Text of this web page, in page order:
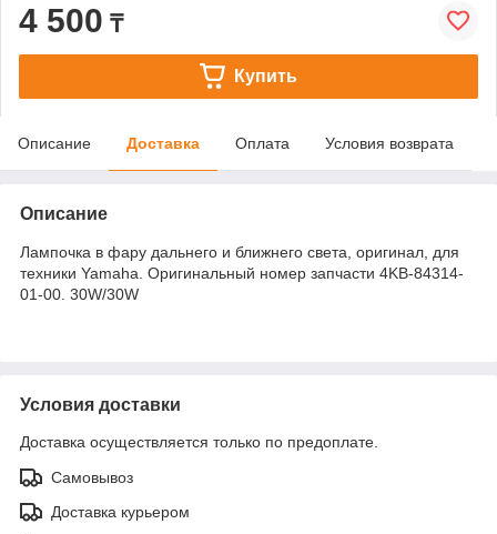
4 500 ₸
Купить
Описание Доставка Оплата Условия возврата
Описание
Лампочка в фару дальнего и ближнего света, оригинал, для
техники Yamaha. Оригинальный номер запчасти 4KB-84314-
01-00. 30W/30W
Условия доставки
Доставка осуществляется только по предоплате.
Самовывоз
Доставка курьером